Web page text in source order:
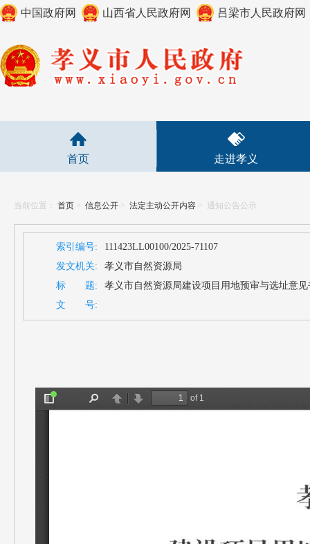
中国政府网 山西省人民政府网 吕梁市人民政府网
首页 走进孝义
当前位置： 首页 > 信息公开 > 法定主动公开内容 > 通知公告公示
索引编号:
111423LL00100/2025-71107
发文机关:
孝义市自然资源局
标 题:
孝义市自然资源局建设项目用地预审与选址意见
文 号: